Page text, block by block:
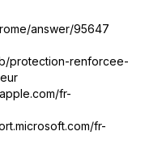
answer/95647
protection-renforcee-
fr-
fr-